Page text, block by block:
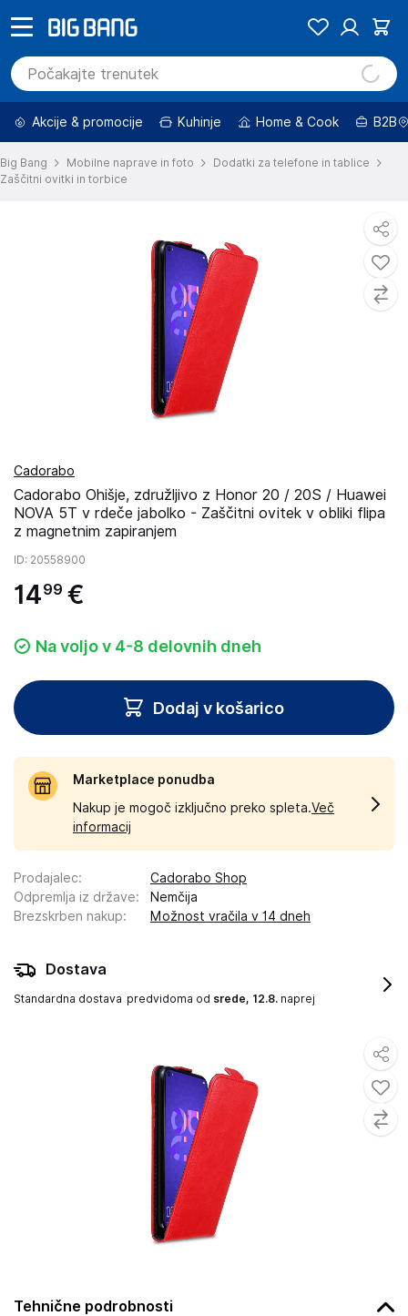
Akcije & promocije Kuhinje Home & Cook B2B
Big Bang Mobilne naprave in foto
Dodatki za telefone in tablice
Zaščitni ovitki in torbice
Tehnične podrobnosti
Cadorabo
Cadorabo Ohišje, združljivo z Honor 20 / 20S / Huawei
NOVA 5T v rdeče jabolko - Zaščitni ovitek v obliki flipa
z magnetnim zapiranjem
ID: 20558900
1499 €
Na voljo v 4-8 delovnih dneh
Dodaj v košarico
Marketplace ponudba
Nakup je mogoč izključno preko spleta.Več
informacij
Prodajalec:
Cadorabo Shop
Odpremlja iz države:
Nemčija
Brezskrben nakup: Možnost vračila v 14 dneh
Dostava
Standardna dostava predvidoma od srede, 12.8. naprej